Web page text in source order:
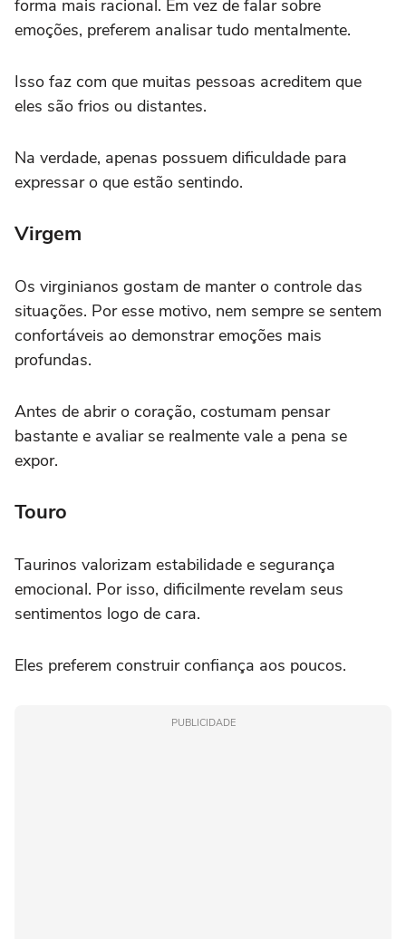
forma mais racional. Em vez de falar sobre
emoções, preferem analisar tudo mentalmente.
Isso faz com que muitas pessoas acreditem que
eles são frios ou distantes.
Na verdade, apenas possuem dificuldade para
expressar o que estão sentindo.
Virgem
Os virginianos gostam de manter o controle das
situações. Por esse motivo, nem sempre se sentem
confortáveis ao demonstrar emoções mais
profundas.
Antes de abrir o coração, costumam pensar
bastante e avaliar se realmente vale a pena se
expor.
Touro
Taurinos valorizam estabilidade e segurança
emocional. Por isso, dificilmente revelam seus
sentimentos logo de cara.
Eles preferem construir confiança aos poucos.
PUBLICIDADE